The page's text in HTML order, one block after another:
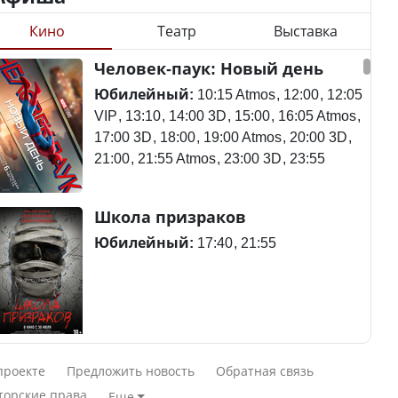
ли представлены
регионов в
төменгі жалақы,
экология: жеті
сайлаушылармен
талқылап жатыр?
зарплата,
говорят с
Станет ли
метапневмовирус
эпидемией, рассказали в
ВОЗ
потерпел крушение в
Южной Корее, погибли
120 человек
Актау: Путин принес
Кино Театр Выставка
Человек-паук: Новый день
Юбилейный: 10:15 Atmos 12:00 12:05
VIP 13:10 14:00 3D 15:00 16:05 Atmos
17:00 3D 18:00 19:00 Atmos 20:00 3D
21:00 21:55 Atmos 23:00 3D 23:55
Школа призраков
Юбилейный: 17:40 21:55
Смешарики сквозь вселенные
Юбилейный:
Предложить новость
Обратная связь